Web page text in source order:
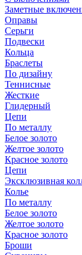
Заметные
Оправы
Серьги
Подвески
Кольца
Браслеты
По дизайну
Теннисные
Жесткие
Глидерный
Цепи
По металлу
Белое золото
Желтое золото
Красное золото
Цепи
Эксклюзивная
Колье
По металлу
Белое золото
Желтое золото
Красное золото
Броши